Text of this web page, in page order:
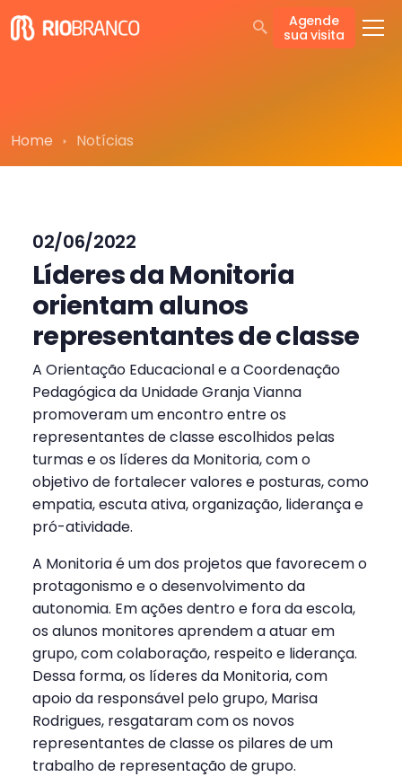
Agende
sua visita
Home Notícias
02/06/2022
Líderes da Monitoria
orientam alunos
representantes de classe
A Orientação Educacional e a Coordenação
Pedagógica da Unidade Granja Vianna
promoveram um encontro entre os
representantes de classe escolhidos pelas
turmas e os líderes da Monitoria, com o
objetivo de fortalecer valores e posturas, como
empatia, escuta ativa, organização, liderança e
pró-atividade.
A Monitoria é um dos projetos que favorecem o
protagonismo e o desenvolvimento da
autonomia. Em ações dentro e fora da escola,
os alunos monitores aprendem a atuar em
grupo, com colaboração, respeito e liderança.
Dessa forma, os líderes da Monitoria, com
apoio da responsável pelo grupo, Marisa
Rodrigues, resgataram com os novos
representantes de classe os pilares de um
trabalho de representação de grupo.